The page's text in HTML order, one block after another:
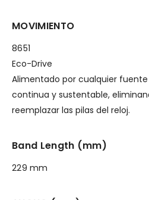
MOVIMIENTO
8651
Eco-Drive
Alimentado por cualquier
continua y sustentable,
reemplazar las pilas del reloj.
Band Length (mm)
229 mm